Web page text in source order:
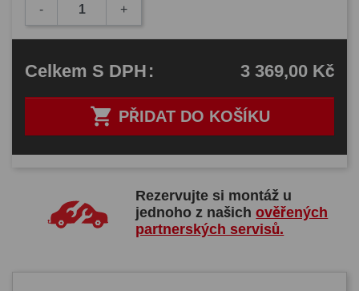
- +
 PŘIDAT DO KOŠÍKU
Celkem S DPH: 3 369,00 Kč
Rezervujte si montáž u
jednoho z našichověřených
partnerských servisů.